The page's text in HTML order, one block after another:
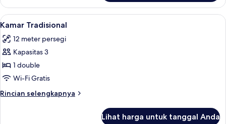
Kamar
Tradisional,
balkon
Lihat
semua
foto
untuk
Kamar
Tradisional
Minibar, brankas, Wi-Fi gratis, dan
7
Kamar Tradisional
12 meter persegi
Kapasitas 3
1 double
Wi-Fi Gratis
Rincian selengkapnya
Rincian
Lihat harga untuk tanggal Anda